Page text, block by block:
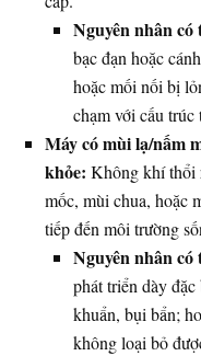
Nguyên nhân có
bạc đạn hoặc
hoặc mối nối bị
chạm với cấu trúc
Máy có mùi lạ/nấm
khỏe: Không khí thổi
mốc, mùi chua, hoặc
tiếp đến môi trường
Nguyên nhân có
phát triển dày
khuẩn, bụi bẩn;
không loại bỏ